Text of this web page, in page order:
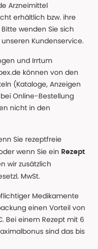
Arzneimittel
erhältlich bzw. ihre
wenden Sie sich
Kundenservice.
und Irrtum
können von den
(Kataloge, Anzeigen
Online-Bestellung
nicht in den
Sie rezeptfreie
wenn Sie ein Rezept
wir zusätzlich
MwSt.
Medikamente
einen Vorteil von
Bei einem Rezept mit 6
sind das bis